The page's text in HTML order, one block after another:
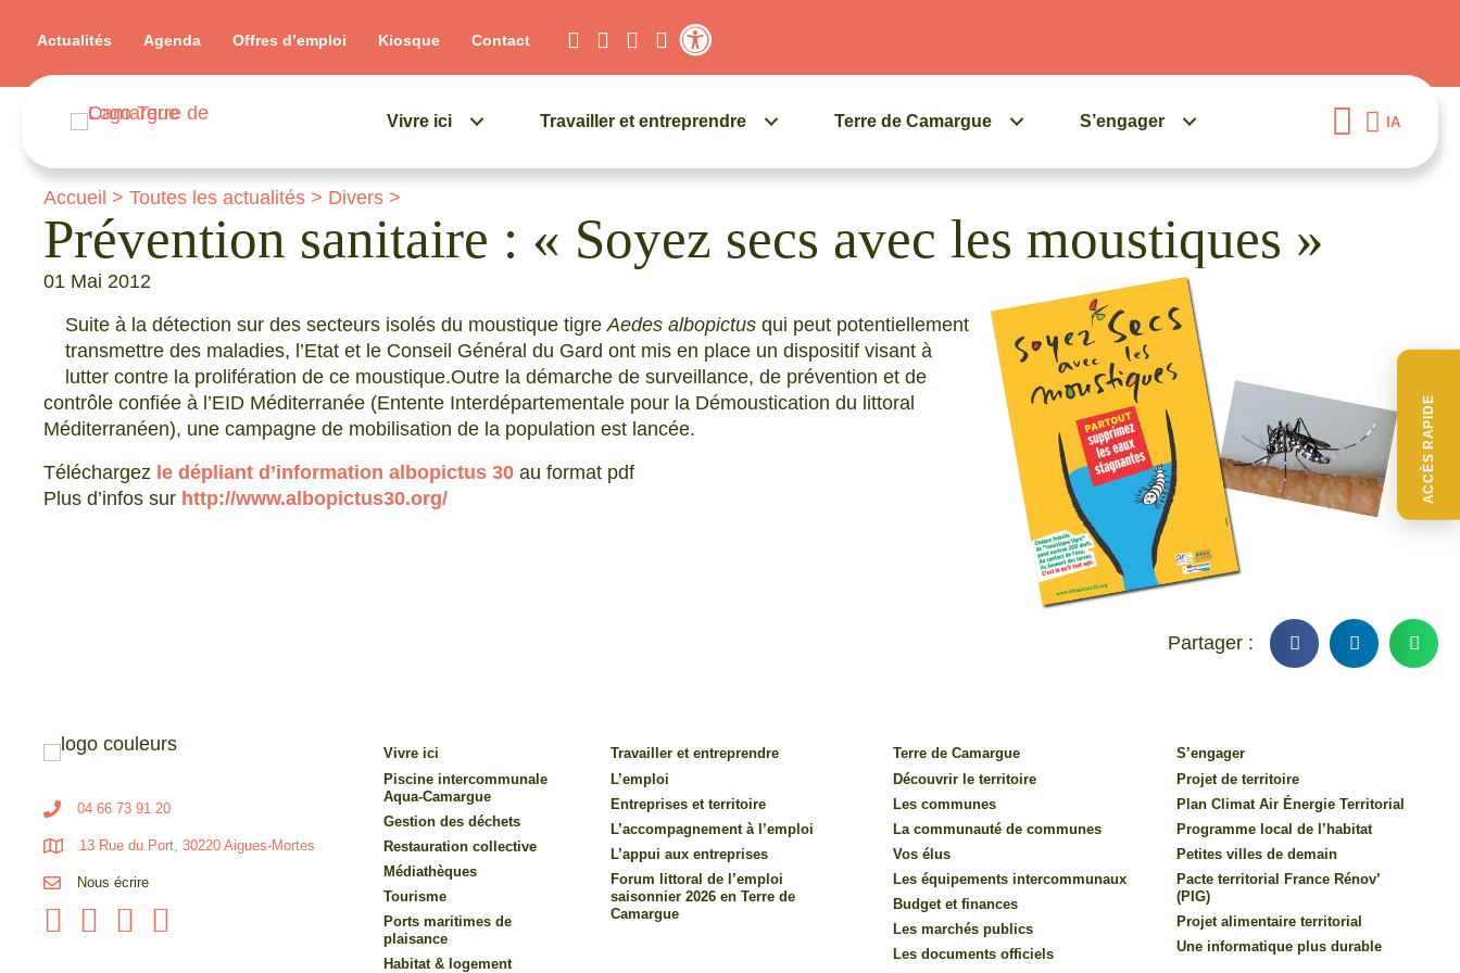
ACCÈS RAPIDE
Actualités Agenda Offres d’emploi Kiosque
Contact
Vivre ici Travailler et entreprendre Terre de Camargue S’engager IA
Accueil > Toutes les actualités > Divers >
Prévention sanitaire : « Soyez secs avec les moustiques »
01 Mai 2012
Suite à la détection sur des secteurs isolés du moustique tigreAedes albopictus qui peut potentiellement
transmettre des maladies, l’Etat et le Conseil Général du Gard ont mis en place un dispositif visant à
lutter contre la prolifération de ce moustique.Outre la démarche de surveillance, de prévention et de
contrôle confiée à l’EID Méditerranée (Entente Interdépartementale pour la Démoustication du littoral
Méditerranéen), une campagne de mobilisation de la population est lancée.
Téléchargez le dépliant d’information albopictus 30 au format pdf
Plus d’infos sur http://www.albopictus30.org/
04 66 73 91 20
13 Rue du Port, 30220 Aigues-Mortes
Nous écrire
Vivre ici
Piscine intercommunale
Aqua-Camargue
Gestion des déchets
Restauration collective
Médiathèques
Tourisme
Ports maritimes de
plaisance
Habitat & logement
Travailler et entreprendre
L’emploi
Entreprises et territoire
L’accompagnement à l’emploi
L’appui aux entreprises
Forum littoral de l’emploi
saisonnier 2026 en Terre de
Camargue
Terre de Camargue
Découvrir le territoire
Les communes
La communauté de communes
Vos élus
Les équipements intercommunaux
Budget et finances
Les marchés publics
Les documents officiels
S’engager
Projet de territoire
Plan Climat Air Énergie Territorial
Programme local de l’habitat
Petites villes de demain
Pacte territorial France Rénov’
(PIG)
Projet alimentaire territorial
Une informatique plus durable